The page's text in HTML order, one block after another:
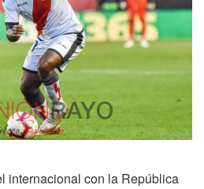
internacional con la República